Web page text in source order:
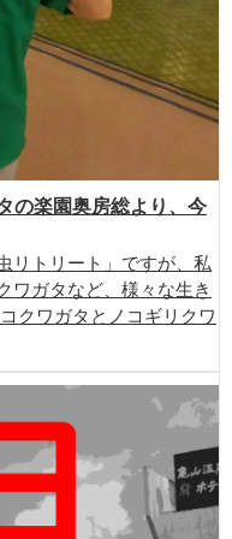
の楽園奥房総より、今
リトリート」ですが、私
ワガタなど、様々な生き
クワガタとノコギリクワ